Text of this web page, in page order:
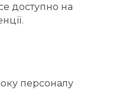
доступно на
персоналу